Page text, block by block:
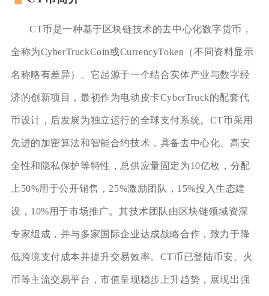
CT币是一种基于区块链技术的去中心化数字货币，
全称为CyberTruckCoin或CurrencyToken（不同资料显示
名称略有差异）。它起源于一个结合实体产业与数字经
济的创新项目，最初作为电动皮卡CyberTruck的配套代
币设计，后发展为独立运行的全球支付系统。CT币采用
先进的加密算法和智能合约技术，具备去中心化、高安
全性和隐私保护等特性，总供应量固定为10亿枚，分配
上50%用于公开销售，25%激励团队，15%投入生态建
设，10%用于市场推广。其技术团队由区块链领域资深
专家组成，并与多家国际企业达成战略合作，致力于降
低跨境支付成本并提升交易效率。CT币已登陆币安、火
币等主流交易平台，市值呈现稳步上升趋势，展现出强